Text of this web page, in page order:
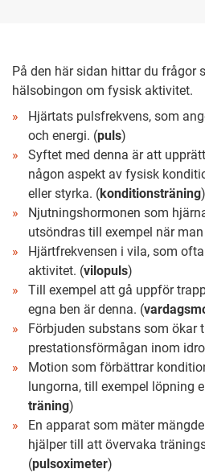
På den här sidan hittar du frågor
hälsobingon om fysisk aktivitet.
Hjärtats pulsfrekvens, som
och energi. (puls)
Syftet med denna är att
någon aspekt av fysisk
eller styrka. (konditionsträning)
Njutningshormonen som
utsöndras till exempel när
Hjärtfrekvensen i vila, som
aktivitet. (vilopuls)
Till exempel att gå uppför
egna ben är denna. (
Förbjuden substans som ökar
prestationsförmågan inom
Motion som förbättrar
lungorna, till exempel löpning
träning)
En apparat som mäter
hjälper till att övervaka
(pulsoximeter)